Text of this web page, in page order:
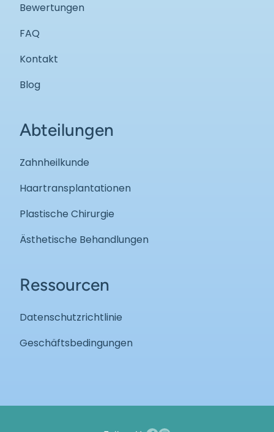
Bewertungen
FAQ
Kontakt
Blog
Abteilungen
Zahnheilkunde
Haartransplantationen
Plastische Chirurgie
Ästhetische Behandlungen
Ressourcen
Datenschutzrichtlinie
Geschäftsbedingungen